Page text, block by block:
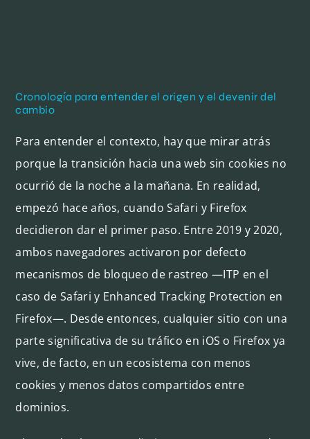
Cronología para entender el origen y el devenir del
cambio
Para entender el contexto, hay que mirar atrás
porque la transición hacia una web sin cookies no
ocurrió de la noche a la mañana. En realidad,
empezó hace años, cuando Safari y Firefox
decidieron dar el primer paso. Entre 2019 y 2020,
ambos navegadores activaron por defecto
mecanismos de bloqueo de rastreo —ITP en el
caso de Safari y Enhanced Tracking Protection en
Firefox—. Desde entonces, cualquier sitio con una
parte significativa de su tráfico en iOS o Firefox ya
vive, de facto, en un ecosistema con menos
cookies y menos datos compartidos entre
dominios.